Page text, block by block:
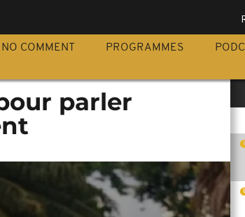
NO COMMENT PROGRAMMES
parler